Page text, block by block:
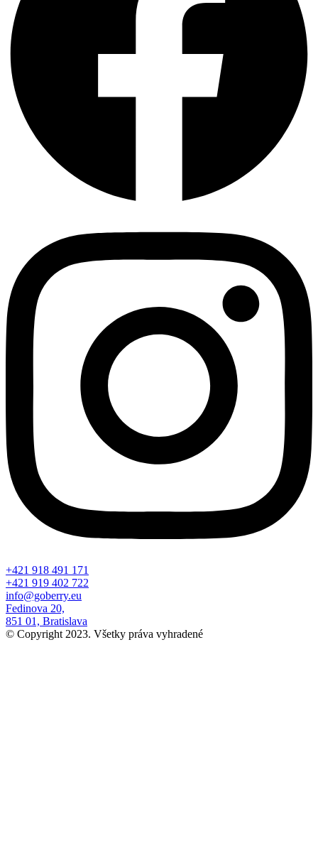
+421 918 491 171
+421 919 402 722
info@goberry.eu
Fedinova 20,
851 01, Bratislava
© Copyright 2023. Všetky práva vyhradené